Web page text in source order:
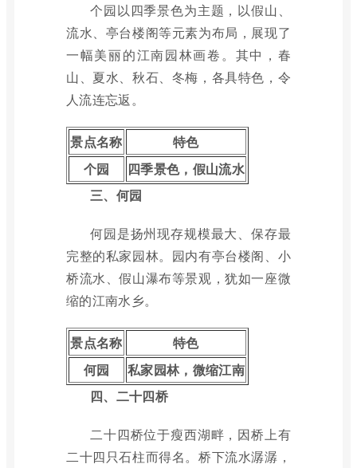
个园以四季景色为主题，以假山、
流水、亭台楼阁等元素为布局，展现了
一幅美丽的江南园林画卷。其中，春
山、夏水、秋石、冬梅，各具特色，令
人流连忘返。
景点名称
特色
个园
四季景色，假山流水
三、何园
何园是扬州现存规模最大、保存最
完整的私家园林。园内有亭台楼阁、小
桥流水、假山瀑布等景观，犹如一座微
缩的江南水乡。
景点名称
特色
何园
私家园林，微缩江南
四、二十四桥
二十四桥位于瘦西湖畔，因桥上有
二十四只石柱而得名。桥下流水潺潺，